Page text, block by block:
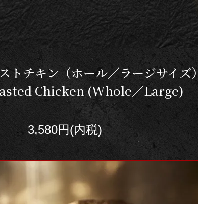
トチキン（ホール／ラージサイズ）
Chicken (Whole／Large)
3,580円(内税)